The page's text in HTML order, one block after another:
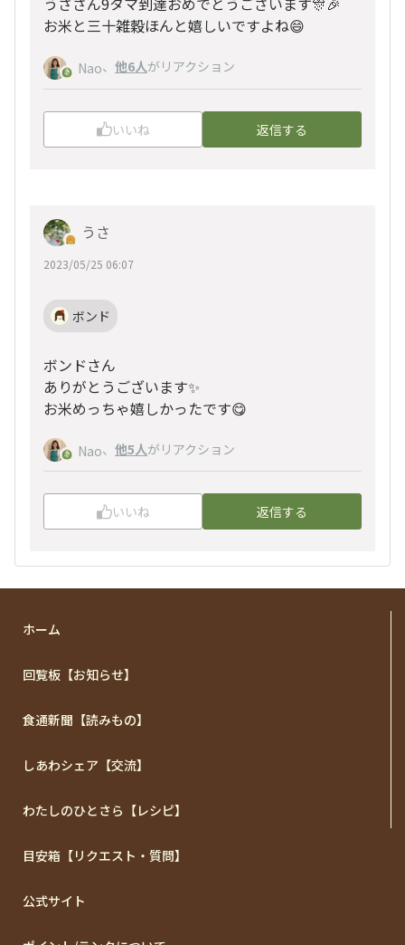
お米と三十雑穀ほんと嬉しいですよね😄
Nao、 他6人がリアクション
いいね 返信する
うさ
2023/05/25 06:07
ボンド
ボンドさん
ありがとうございます✨
お米めっちゃ嬉しかったです😋
Nao、 他5人がリアクション
いいね 返信する
ホーム
回覧板【お知らせ】
食通新聞【読みもの】
しあわシェア【交流】
わたしのひとさら【レシピ】
目安箱【リクエスト・質問】
公式サイト